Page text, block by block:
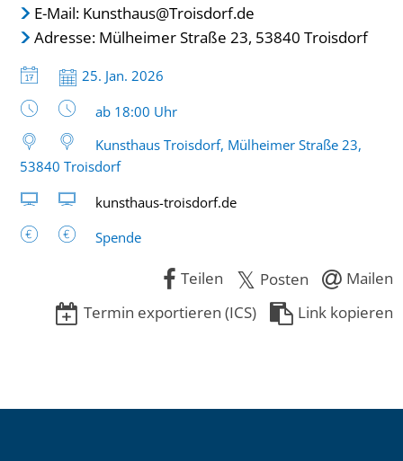
E-Mail: Kunsthaus@Troisdorf.de
Adresse: Mülheimer Straße 23, 53840 Troisdorf
Datum:
25. Jan. 2026
Uhrzeit:
ab 18:00 Uhr
Kunsthaus Troisdorf, Mülheimer Straße 23,
53840 Troisdorf
kunsthaus-troisdorf.de
Spende
Teilen Posten
Mailen
Termin exportieren (ICS)
Link kopieren